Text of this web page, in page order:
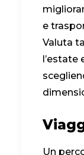
e
Valuta
l’estate
Un